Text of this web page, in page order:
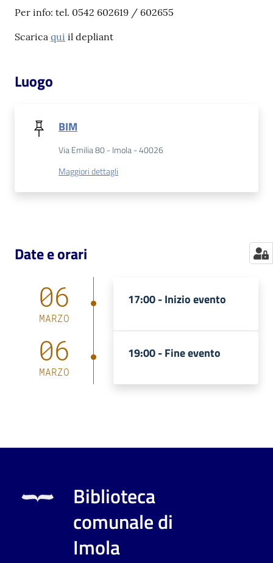
Eventi
Avvisi
Per info: tel. 0542 602619 / 602655
Scarica qui il depliant
Luogo
BIM
Via Emilia 80 - Imola - 40026
Maggiori dettagli
Date e orari
06
MARZO
17:00 -Inizio evento
06
MARZO
19:00 -Fine evento
Biblioteca
comunale di
Imola